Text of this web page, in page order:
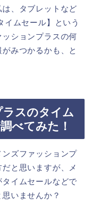
、タブレットなど
イムセール】という
ションプラスの何
みつかるかも、と
スのタイム
べてみた！
ズファッションプ
と思いますが、メ
イムセールなどで
いませんか？